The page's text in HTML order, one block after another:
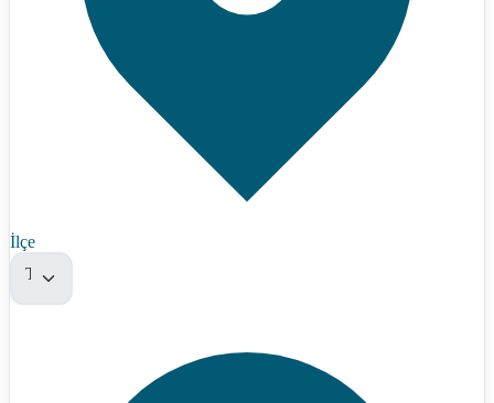
İlçe
Tümü